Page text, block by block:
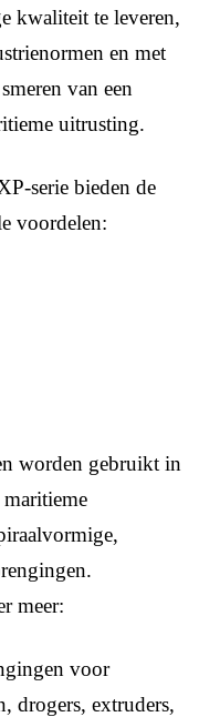
kwaliteit te leveren,
en met
van een
uitrusting.
serie bieden de
voordelen:
worden gebruikt in
maritieme
meer:
voor
drogers, extruders,